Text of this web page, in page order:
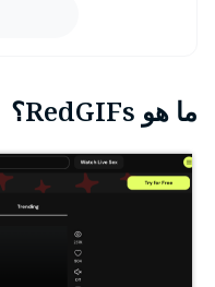
ما هو RedGIFs؟